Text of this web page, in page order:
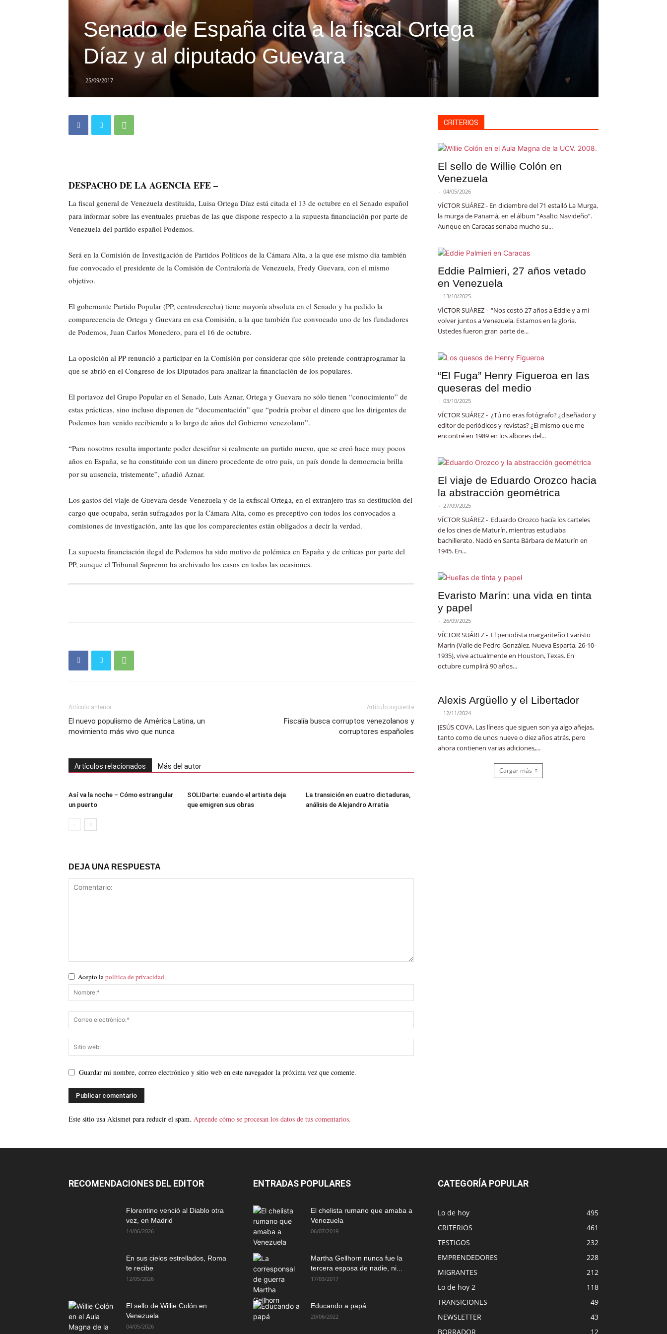
Senado de España cita a la fiscal Ortega
Díaz y al diputado Guevara
25/09/2017
DESPACHO DE LA AGENCIA EFE –
La fiscal general de Venezuela destituida, Luisa Ortega Díaz está citada el 13 de octubre en el Senado español
para informar sobre las eventuales pruebas de las que dispone respecto a la supuesta financiación por parte de
Venezuela del partido español Podemos.
Será en la Comisión de Investigación de Partidos Políticos de la Cámara Alta, a la que ese mismo día también
fue convocado el presidente de la Comisión de Contraloría de Venezuela, Fredy Guevara, con el mismo
objetivo.
El gobernante Partido Popular (PP, centroderecha) tiene mayoría absoluta en el Senado y ha pedido la
comparecencia de Ortega y Guevara en esa Comisión, a la que también fue convocado uno de los fundadores
de Podemos, Juan Carlos Monedero, para el 16 de octubre.
La oposición al PP renunció a participar en la Comisión por considerar que sólo pretende contraprogramar la
que se abrió en el Congreso de los Diputados para analizar la financiación de los populares.
El portavoz del Grupo Popular en el Senado, Luis Aznar, Ortega y Guevara no sólo tienen “conocimiento” de
estas prácticas, sino incluso disponen de “documentación” que “podría probar el dinero que los dirigentes de
Podemos han venido recibiendo a lo largo de años del Gobierno venezolano”.
“Para nosotros resulta importante poder descifrar si realmente un partido nuevo, que se creó hace muy pocos
años en España, se ha constituido con un dinero procedente de otro país, un país donde la democracia brilla
por su ausencia, tristemente”, añadió Aznar.
Los gastos del viaje de Guevara desde Venezuela y de la exfiscal Ortega, en el extranjero tras su destitución del
cargo que ocupaba, serán sufragados por la Cámara Alta, como es preceptivo con todos los convocados a
comisiones de investigación, ante las que los comparecientes están obligados a decir la verdad.
La supuesta financiación ilegal de Podemos ha sido motivo de polémica en España y de críticas por parte del
PP, aunque el Tribunal Supremo ha archivado los casos en todas las ocasiones.
Artículo anterior
El nuevo populismo de América Latina, un
movimiento más vivo que nunca
Artículo siguiente
Fiscalía busca corruptos venezolanos y
corruptores españoles
Artículos relacionados Más del autor
Así va la noche – Cómo estrangular
un puerto
SOLIDarte: cuando el artista deja
que emigren sus obras
La transición en cuatro dictaduras,
análisis de Alejandro Arratia
DEJA UNA RESPUESTA
Acepto la política de privacidad.
Guardar mi nombre, correo electrónico y sitio web en este navegador la próxima vez que comente.
Este sitio usa Akismet para reducir el spam. Aprende cómo se procesan los datos de tus comentarios.
CRITERIOS
El sello de Willie Colón en
Venezuela
- 04/05/2026
VÍCTOR SUÁREZ - En diciembre del 71 estalló La Murga,
la murga de Panamá, en el álbum “Asalto Navideño”.
Aunque en Caracas sonaba mucho su...
Eddie Palmieri, 27 años vetado
en Venezuela
- 13/10/2025
VÍCTOR SUÁREZ - “Nos costó 27 años a Eddie y a mí
volver juntos a Venezuela. Estamos en la gloria.
Ustedes fueron gran parte de...
“El Fuga” Henry Figueroa en las
queseras del medio
- 03/10/2025
VÍCTOR SUÁREZ - ¿Tú no eras fotógrafo? ¿diseñador y
editor de periódicos y revistas? ¿El mismo que me
encontré en 1989 en los albores del...
El viaje de Eduardo Orozco hacia
la abstracción geométrica
- 27/09/2025
VÍCTOR SUÁREZ - Eduardo Orozco hacía los carteles
de los cines de Maturín, mientras estudiaba
bachillerato. Nació en Santa Bárbara de Maturín en
1945. En...
Evaristo Marín: una vida en tinta
y papel
- 26/09/2025
VÍCTOR SUÁREZ - El periodista margariteño Evaristo
Marín (Valle de Pedro González, Nueva Esparta, 26-10-
1935), vive actualmente en Houston, Texas. En
octubre cumplirá 90 años...
Alexis Argüello y el Libertador
- 12/11/2024
JESÚS COVA. Las líneas que siguen son ya algo añejas,
tanto como de unos nueve o diez años atrás, pero
ahora contienen varias adiciones,...
Cargar más
RECOMENDACIONES DEL EDITOR
Florentino venció al Diablo otra
vez, en Madrid
14/06/2026
En sus cielos estrellados, Roma
te recibe
12/05/2026
El sello de Willie Colón en
Venezuela
04/05/2026
ENTRADAS POPULARES
El chelista rumano que amaba a
Venezuela
06/07/2019
Martha Gellhorn nunca fue la
tercera esposa de nadie, ni...
17/03/2017
Educando a papá
20/06/2022
CATEGORÍA POPULAR
Lo de hoy
495
CRITERIOS
461
TESTIGOS
232
EMPRENDEDORES
228
MIGRANTES
212
Lo de hoy 2
118
TRANSICIONES
49
NEWSLETTER
43
BORRADOR
12